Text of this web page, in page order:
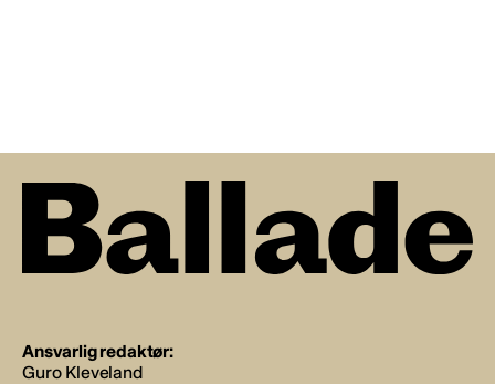
Ansvarlig redaktør:
Guro Kleveland